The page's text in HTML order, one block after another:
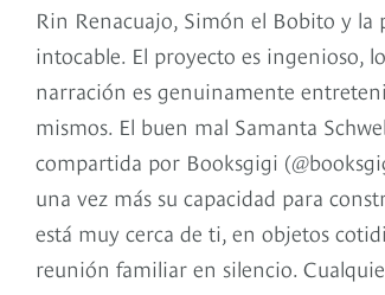
Rin Renacuajo, Simón el Bobito y
intocable. El proyecto es ingenioso,
narración es genuinamente
mismos. El buen mal Samanta
compartida por Booksgigi
una vez más su capacidad para
está muy cerca de ti, en objetos
reunión familiar en silencio.